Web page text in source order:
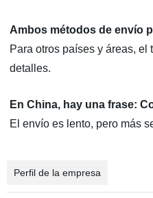
Ambos métodos de envío
Para otros países y áreas,
detalles.
En China, hay una frase:
El envío es lento, pero más
Perfil de la empresa